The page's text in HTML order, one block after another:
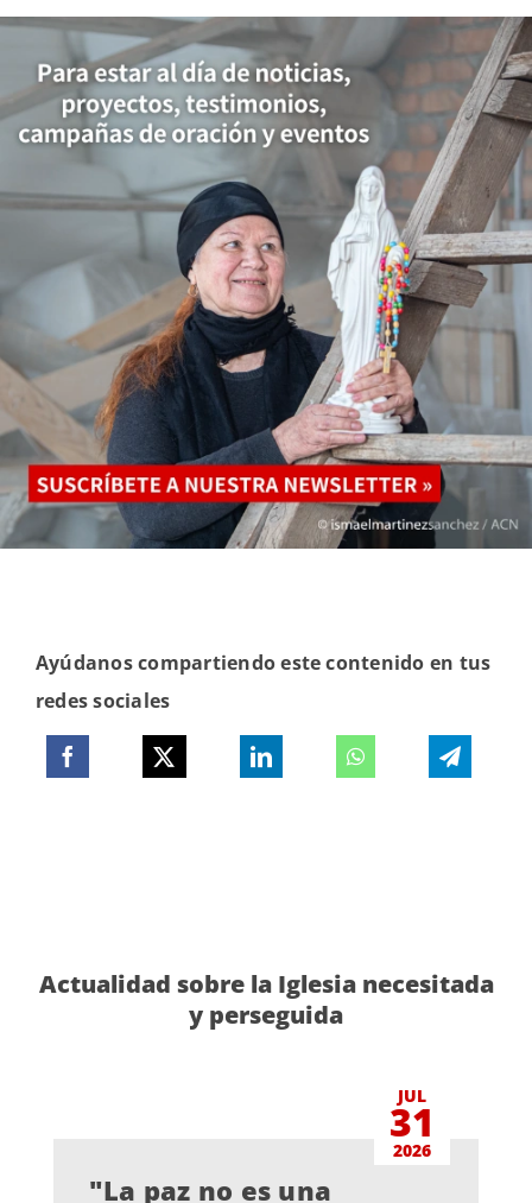
Ayúdanos compartiendo este contenido en tus
redes sociales
Actualidad sobre la Iglesia necesitada
y perseguida
JUL
31
2026
"La paz no es una